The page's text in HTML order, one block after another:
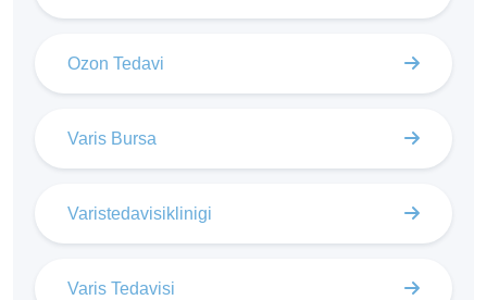
Ozon Tedavi
Varis Bursa
Varistedavisiklinigi
Varis Tedavisi